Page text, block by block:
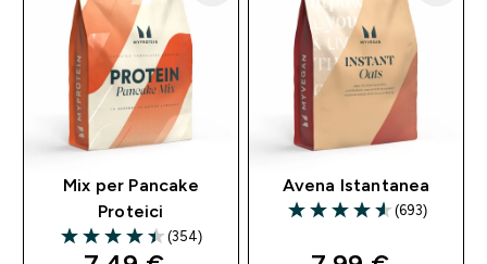
Mix per Pancake
Proteici
4.44 out of 5 stars
(354)
Avena Istantanea
4.58 out of 5 stars
(693)